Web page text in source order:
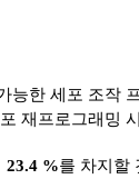
한 세포 조작
재프로그래밍
23.4 %를 차지할